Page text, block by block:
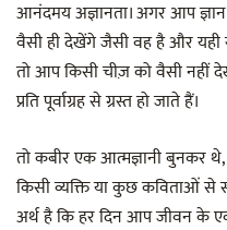
आनंदमय अज्ञानता। अगर आप
वैसी ही देखेंगे जैसी वह है और
तो आप किसी चीज़ को वैसी
प्रति पूर्वाग्रह से ग्रस्त हो जाते हैं।
तो कबीर एक आत्मज्ञानी बुनकर थे,
किसी व्यक्ति या कुछ कविताओं से
अर्थ है कि हर दिन आप जीवन के